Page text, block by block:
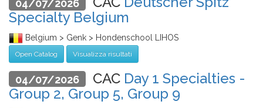
04/07/2026
Specialty Belgium
Belgium > Genk > Hondenschool LIHOS
Open Catalog Visualizza risultati
04/07/2026 CAC Day 1 Specialties -
Group 2, Group 5, Group 9